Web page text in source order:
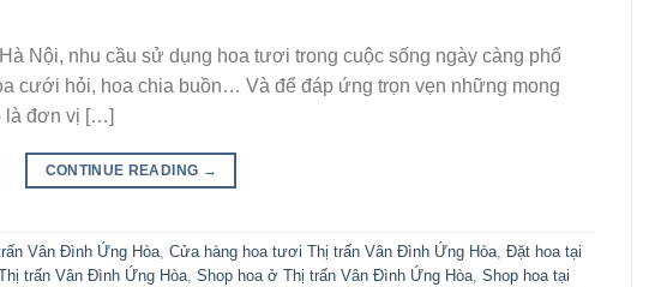
Nội, nhu cầu sử dụng hoa tươi trong cuộc sống ngày càng phổ
cưới hỏi, hoa chia buồn… Và để đáp ứng trọn vẹn những mong
là đơn vị […]
CONTINUE READING →
Vân Đình Ứng Hòa, Cửa hàng hoa tươi Thị trấn Vân Đình Ứng Hòa, Đặt hoa tại
trấn Vân Đình Ứng Hòa, Shop hoa ở Thị trấn Vân Đình Ứng Hòa, Shop hoa tại